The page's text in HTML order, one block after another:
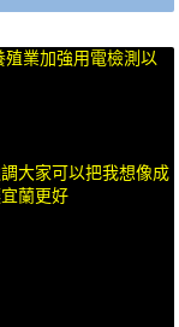
業加強用電檢測以
大家可以把我想像成
蘭更好